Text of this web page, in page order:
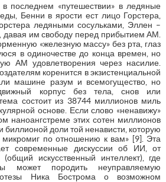
последнем «путешествии» в ледяные
Бенни в ярости ест лицо Горстера,
ледяными сосульками, Эллен –
им свободу перед прибытием АМ.
«железную массу» без рта, глаз
в одиночестве до конца времен, но
АМ удовлетворения через насилие.
коренится в экзистенциальной
машине разум и всемогущество, но
корпус без тела, снов или
состоит из 38744 миллионов миль
основе. Если слово «ненавижу»
наноангстреме этих сотен миллионов
биллионой доли той ненависти, которую
по отношению к вам» [9]. Эта
современные дискуссии об ИИ, от
искусственный интеллект), где
может породить неуправляемую
Ника Бострома о возможном